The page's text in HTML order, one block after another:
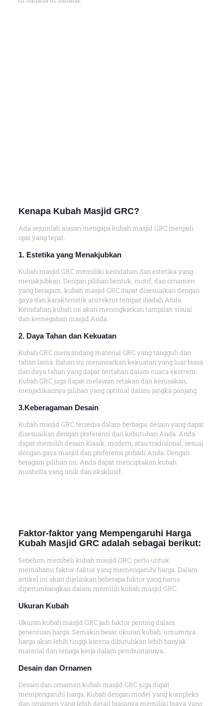
Kenapa Kubah Masjid GRC?
Ada sejumlah alasan mengapa kubah masjid GRC menjadi
opsi yang tepat.
1. Estetika yang Menakjubkan
Kubah masjid GRC memiliki keindahan dan estetika yang
menakjubkan. Dengan pilihan bentuk, motif, dan ornamen
yang beragam, kubah masjid GRC dapat disesuaikan dengan
gaya dan karakteristik arsitektur tempat ibadah Anda.
Keindahan kubah ini akan meningkatkan tampilan visual
dan kemegahan masjid Anda.
2. Daya Tahan dan Kekuatan
Kubah GRC menyandang material GRC yang tangguh dan
tahan lama. Bahan ini menawarkan kekuatan yang luar biasa
dan daya tahan yang dapat bertahan dalam cuaca ekstrem.
Kubah GRC juga dapat melawan retakan dan kerusakan,
menjadikannya pilihan yang optimal dalam jangka panjang.
3.Keberagaman Desain
Kubah masjid GRC tersedia dalam berbagai desain yang dapat
disesuaikan dengan preferensi dan kebutuhan Anda. Anda
dapat memilih desain klasik, modern, atau tradisional, sesuai
dengan gaya masjid dan preferensi pribadi Anda. Dengan
beragam pilihan ini, Anda dapat menciptakan kubah
musholla yang unik dan eksklusif.
Faktor-faktor yang Mempengaruhi Harga
Kubah Masjid GRC adalah sebagai berikut:
Sebelum membeli kubah masjid GRC, perlu untuk
memahami faktor-faktor yang memengaruhi harga. Dalam
artikel ini akan dijelaskan beberapa faktor yang harus
dipertimbangkan dalam memilih kubah masjid GRC:
Ukuran Kubah
Ukuran kubah masjid GRC jadi faktor penting dalam
penentuan harga. Semakin besar ukuran kubah, umumnya
harga akan lebih tinggi karena dibutuhkan lebih banyak
material dan tenaga kerja dalam pembuatannya.
Desain dan Ornamen
Desain dan ornamen kubah masjid GRC juga dapat
mempengaruhi harga. Kubah dengan model yang kompleks
dan ornamen yang lebih detail biasanya memiliki biaya yang